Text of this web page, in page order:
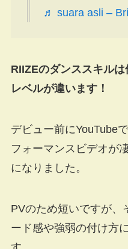
♬ suara asli –
RIIZEのダンススキル
レベルが違います！
デビュー前にYouTube
フォーマンスビデオが
になりました。
PVのため短いですが、
ード感や強弱の付け方